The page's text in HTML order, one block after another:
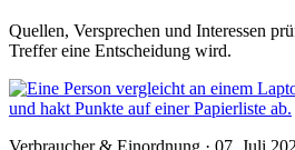
Quellen, Versprechen und Interessen
Treffer eine Entscheidung wird.